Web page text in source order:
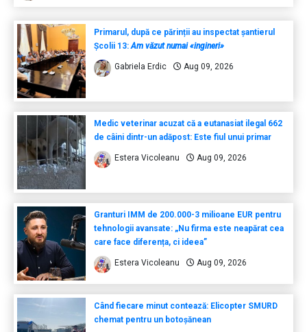
Primarul, după ce părinții au inspectat șantierul
Școlii 13: Am văzut numai «ingineri»
Gabriela Erdic Aug 09, 2026
Medic veterinar acuzat că a eutanasiat ilegal 662
de câini dintr-un adăpost: Este fiul unui primar
Estera Vicoleanu Aug 09, 2026
Granturi IMM de 200.000-3 milioane EUR pentru
tehnologii avansate: „Nu firma este neapărat cea
care face diferența, ci ideea”
Estera Vicoleanu Aug 09, 2026
Când fiecare minut contează: Elicopter SMURD
chemat pentru un botoșănean